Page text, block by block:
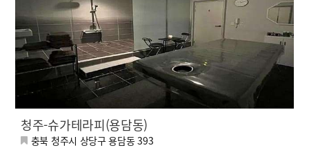
청주-슈가테라피(용담동)
충북 청주시 상당구 용담동 393